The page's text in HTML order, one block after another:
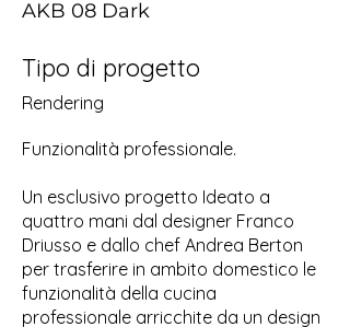
AKB 08 Dark
Tipo di progetto
Rendering
Funzionalità professionale.
Un esclusivo progetto Ideato a
quattro mani dal designer Franco
Driusso e dallo chef Andrea Berton
per trasferire in ambito domestico le
funzionalità della cucina
professionale arricchite da un design